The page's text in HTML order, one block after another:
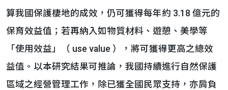
算我國保護棲地的成效，仍可獲得每年約 3.18 億元的
保育效益值；若再納入如物質材料、遊憩、美學等
「使用效益」（ use value ），將可獲得更高之總效
益值。以本研究結果可推論，我國持續進行自然保護
區域之經營管理工作，除已獲全國民眾支持，亦肩負